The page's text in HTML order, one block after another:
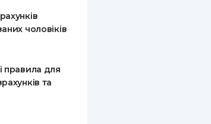
чоловіків
правила для
та